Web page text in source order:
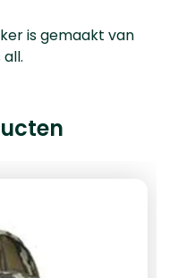
is gemaakt van